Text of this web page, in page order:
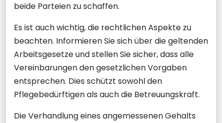
beide Parteien zu schaffen.
Es ist auch wichtig, die rechtlichen Aspekte zu
beachten. Informieren Sie sich über die geltenden
Arbeitsgesetze und stellen Sie sicher, dass alle
Vereinbarungen den gesetzlichen Vorgaben
entsprechen. Dies schützt sowohl den
Pflegebedürftigen als auch die Betreuungskraft.
Die Verhandlung eines angemessenen Gehalts